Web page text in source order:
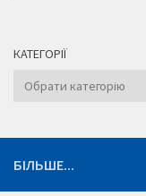
КАТЕГОРІЇ
Категорії
БІЛЬШЕ...